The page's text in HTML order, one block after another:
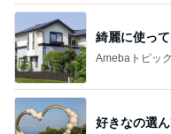
綺麗に使っ
Amebaトピッ
好きなの選